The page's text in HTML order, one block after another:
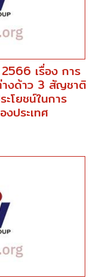
เรื่อง การ
างด้าว 3 สัญชาติ
โยชน์ในการ
ประเทศ